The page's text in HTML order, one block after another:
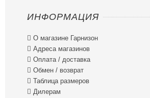
ИНФОРМАЦИЯ
 О магазине Гарнизон
 Адреса магазинов
 Оплата / доставка
 Обмен / возврат
 Таблица размеров
 Дилерам